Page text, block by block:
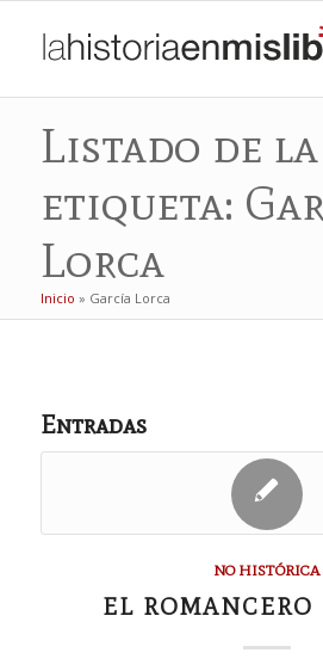
Listado de la
etiqueta:
Lorca
Inicio » García Lorca
Entradas
NO HISTÓRICA
EL ROMANCERO